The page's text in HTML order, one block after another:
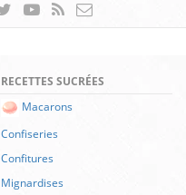
RECETTES SUCRÉES
Macarons
Confiseries
Confitures
Mignardises